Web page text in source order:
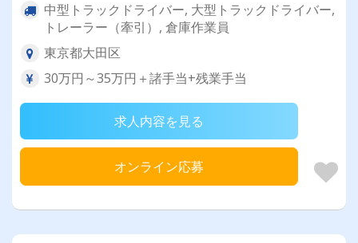
中型トラックドライバー, 大型トラックドライバー,
トレーラー（牽引）, 倉庫作業員
東京都大田区
30万円～35万円＋諸手当+残業手当
求人内容を見る
オンライン応募